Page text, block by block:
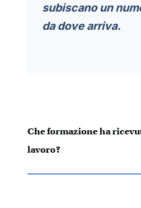
subiscano un
da dove arriva.
Che formazione ha
lavoro?